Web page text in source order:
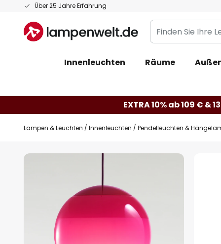
Über 25 Jahre Erfahrung
Zum
springen
Finden
Sie
Leuchte...
Innenleuchten Räume
EXTRA 10% ab 109 € &
Lampen & Leuchten Innenleuchten Pendelleuchten &
Zum